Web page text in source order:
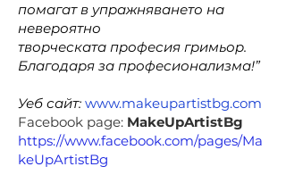
помагат в упражняването на
невероятно
творческата професия гримьор.
Благодаря за професионализма!”
Уеб сайт: www.makeupartistbg.com
Facebook page: MakeUpArtistBg
https://www.facebook.com/pages/Ma
keUpArtistBg